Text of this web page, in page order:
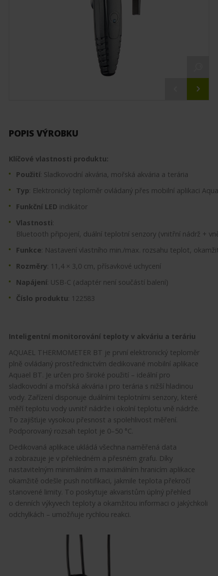
POPIS VÝROBKU
Klíčové vlastnosti produktu:
Použití: Sladkovodní akvária, mořská akvária a terária
Typ: Elektronický teploměr ovládaný přes mobilní aplikaci
Funkční LED indikátor
Vlastnosti:
Bluetooth připojení, duální teplotní senzory (vnitřní nádrž +
Funkce: Nastavení vlastního min./max. rozsahu teplot,
Rozměry: 11,4 × 3,0 cm, přísavkové uchycení
Napájení: USB-C (adaptér není součástí balení)
Číslo produktu: 122583
Inteligentní monitorování teploty v akváriu a teráriu
AQUAEL THERMOMETER BT je první elektronický teploměr
plně ovládaný prostřednictvím dedikované mobilní aplikace
Aquael BT. Je určen pro široké použití – ideální pro
sladkovodní a mořská akvária i pro terária s nižší hladinou
vody. Zařízení disponuje duálními teplotními senzory, které
měří teplotu vody uvnitř nádrže i okolní teplotu vně nádrže.
To zajišťuje vysokou přesnost a spolehlivost měření.
Podporovaný rozsah teplot je 0–50 °C.
Dedikovaná aplikace ukládá všechna naměřená data
a zobrazuje je v přehledném a přesném grafu. Díky
nastavitelným minimálním a maximálním hranicím aplikace
okamžitě odešle push notifikaci, jakmile teplota překročí
stanovené limity. To poskytuje akvaristům úplný přehled
o denních výkyvech teploty a okamžitou informaci o jakýchkoli
odchylkách – umožňuje rychlou reakci.